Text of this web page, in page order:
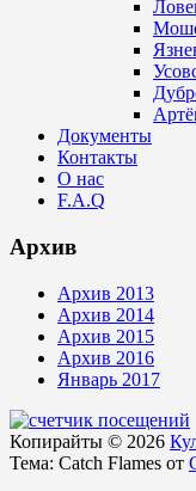
Документы
Контакты
О нас
F.A.Q
Архив
Архив 2013
Архив 2014
Архив 2015
Архив 2016
Январь 2017
Копирайты © 2026
Тема: Catch Flames от